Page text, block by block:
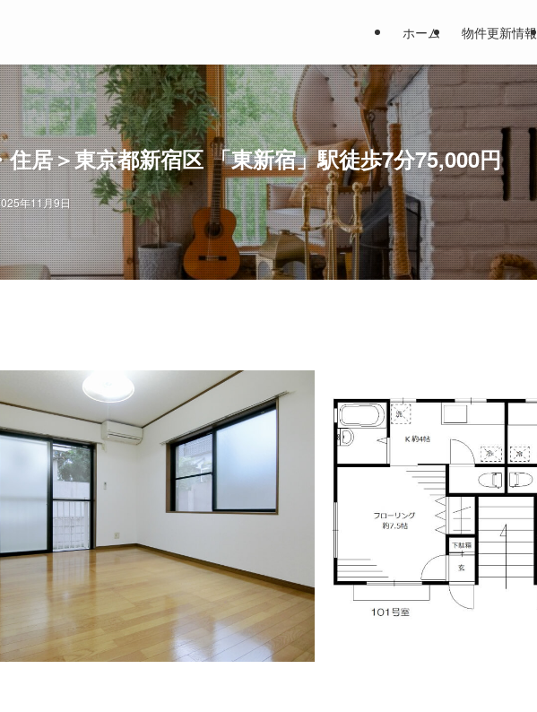
ホーム 物件更新情報
住居＞東京都新宿区 「東新宿」駅徒歩7分75,000円
年11月9日